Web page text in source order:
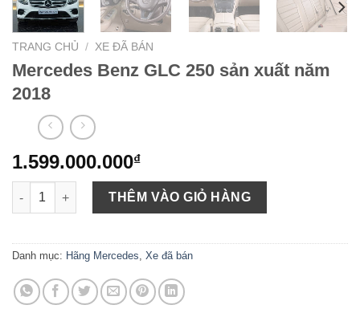
TRANG CHỦ / XE ĐÃ BÁN
Mercedes Benz GLC 250 sản xuất năm
2018
1.599.000.000₫
Mercedes Benz GLC 250 sản xuất năm 2018 số lượng
THÊM VÀO GIỎ HÀNG
Danh mục: Hãng Mercedes, Xe đã bán